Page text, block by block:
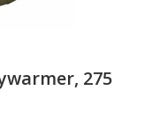
275